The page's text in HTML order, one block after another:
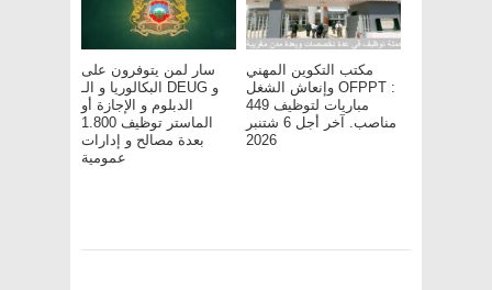
سار لمن يتوفرون على
البكالوريا و الـ DEUG و
الدبلوم و الإجازة أو
الماستر توظيف 1.800
بعدة مصالح و إدارات
عمومية
مكتب التكوين المهني
وإنعاش الشغل OFPPT :
مباريات لتوظيف 449
مناصب. آخر أجل 6 شتنبر
2026